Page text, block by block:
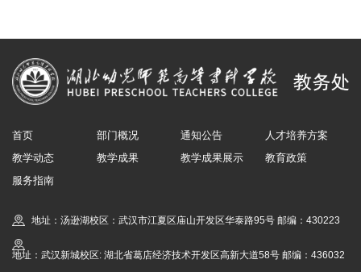
首页 部门概况 通知公告
人才培养方案
教学动态
教学成果 教学成果展示
教育政策
服务指南
地址：汤逊湖校区：武汉市江夏区庙山开发区华泰路95号 邮编：430223
地址：武汉新城校区: 湖北省葛店经济技术开发区高新大道58号 邮编：436032